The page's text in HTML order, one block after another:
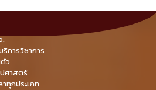
.
การวิชาการ
ว
ศาสตร์
ทุกประเภท